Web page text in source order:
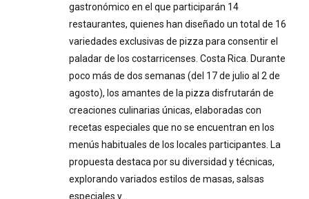
gastronómico en el que participarán 14
restaurantes, quienes han diseñado un total de 16
variedades exclusivas de pizza para consentir el
paladar de los costarricenses. Costa Rica. Durante
poco más de dos semanas (del 17 de julio al 2 de
agosto), los amantes de la pizza disfrutarán de
creaciones culinarias únicas, elaboradas con
recetas especiales que no se encuentran en los
menús habituales de los locales participantes. La
propuesta destaca por su diversidad y técnicas,
explorando variados estilos de masas, salsas
especiales y…